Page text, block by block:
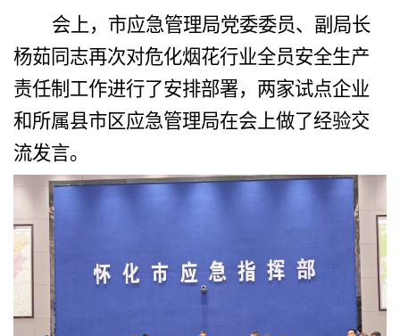
会上 ， 市应急管理局党委委员、副局长
杨茹同志再次对危化烟花行业全员安全生产
责任制工作进行了安排部署， 两家试点企业
和所属县市区应急管理局在会上做了经验交
流发言。